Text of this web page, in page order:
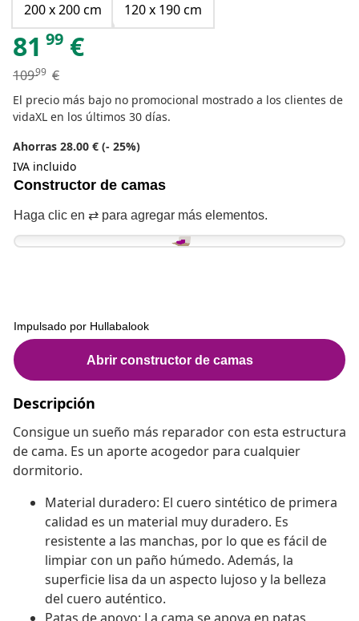
200 x 200 cm
120 x 190 cm
81 99 €
10999 €
El precio más bajo no promocional mostrado a los clientes de
vidaXL en los últimos 30 días.
Ahorras 28.00 € (- 25%)
IVA incluido
Descripción
Consigue un sueño más reparador con esta estructura
de cama. Es un aporte acogedor para cualquier
dormitorio.
Material duradero: El cuero sintético de primera
calidad es un material muy duradero. Es
resistente a las manchas, por lo que es fácil de
limpiar con un paño húmedo. Además, la
superficie lisa da un aspecto lujoso y la belleza
del cuero auténtico.